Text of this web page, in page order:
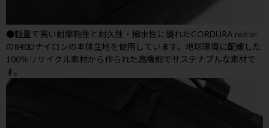
●軽量で高い耐摩耗性と耐久性・撥水性に優れたCORDURA re/cor
の840Dナイロンの本体生地を使用しています。地球環境に配慮した
100％リサイクル素材から作られた高機能でサステナブルな素材で
す。